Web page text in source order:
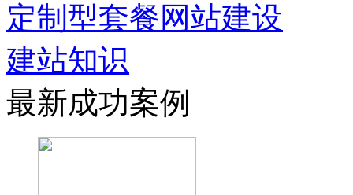
定制型套餐网站建设
建站知识
最新成功案例